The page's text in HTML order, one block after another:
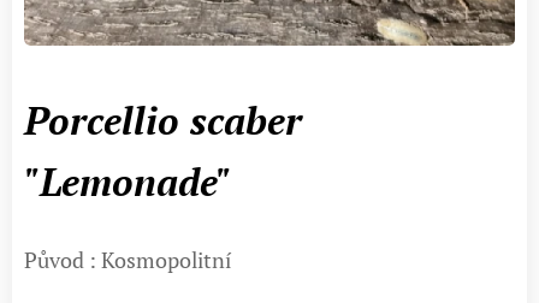
Porcellio scaber
"Lemonade"
Původ : Kosmopolitní